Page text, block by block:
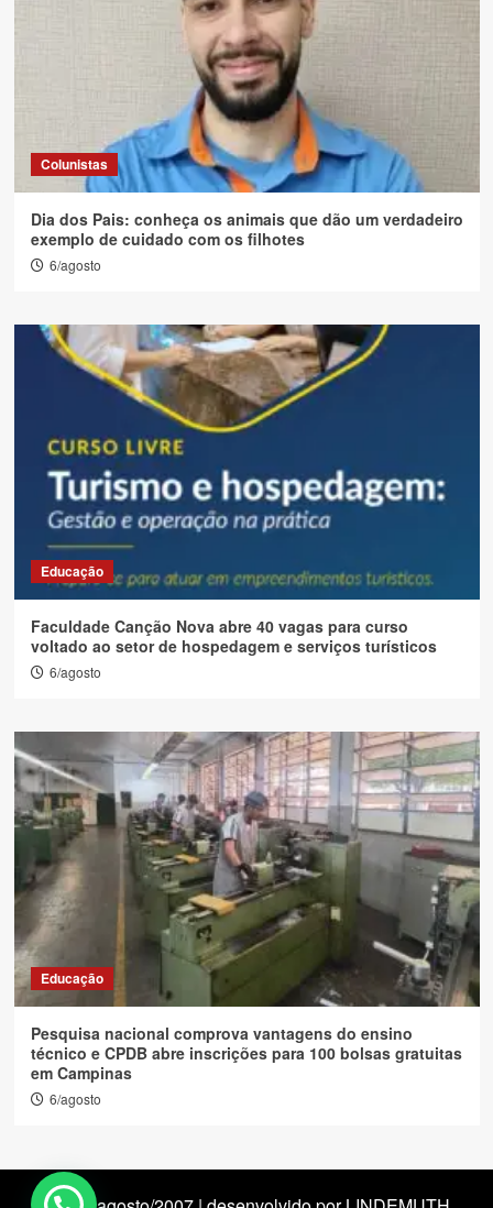
Colunistas
Dia dos Pais: conheça os animais que dão um verdadeiro
exemplo de cuidado com os filhotes
6/agosto
Educação
Faculdade Canção Nova abre 40 vagas para curso
voltado ao setor de hospedagem e serviços turísticos
6/agosto
Educação
Pesquisa nacional comprova vantagens do ensino
técnico e CPDB abre inscrições para 100 bolsas gratuitas
em Campinas
6/agosto